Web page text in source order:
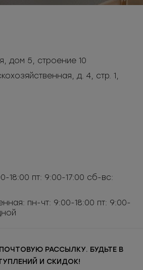
дом 5, строение 10
д. 4, стр. 1,
18:00 пт: 9:00-17:00 сб-вс:
пн-чт: 9:00-18:00 пт: 9:00-
РАССЫЛКУ. БУДЬТЕ В
И СКИДОК!